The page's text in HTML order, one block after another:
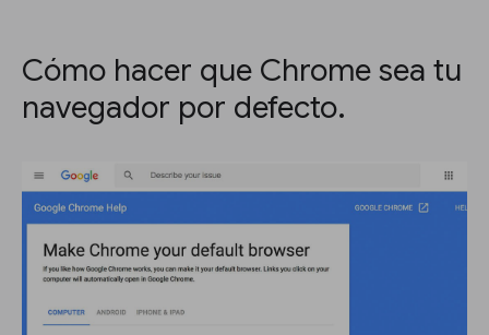
Cómo hacer que Chrome sea tu
navegador por defecto.